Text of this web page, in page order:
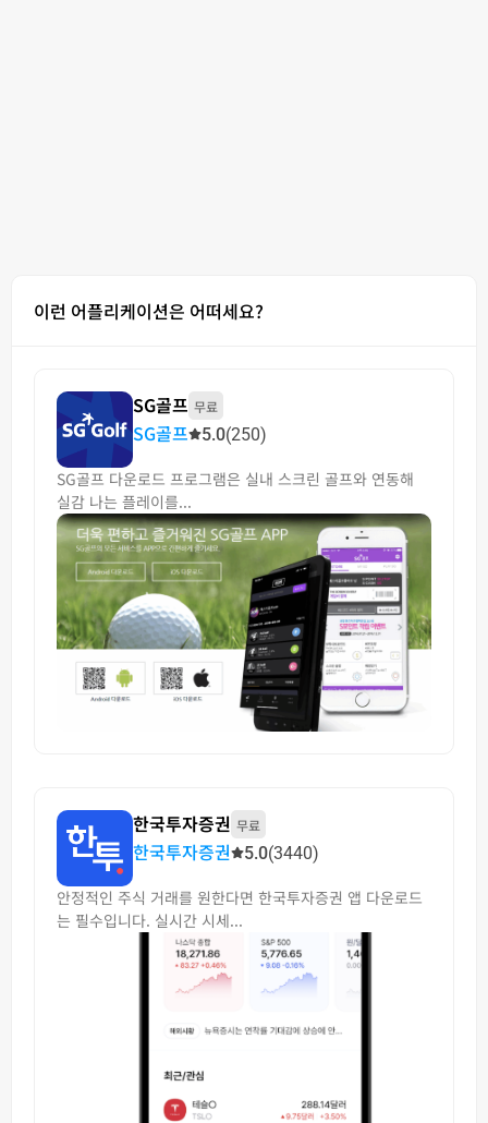
이런 어플리케이션은 어떠세요?
SG골프 무료
SG골프 5.0(250)
SG골프 다운로드 프로그램은 실내 스크린 골프와 연동해
실감 나는 플레이를...
한국투자증권 무료
한국투자증권 5.0(3440)
안정적인 주식 거래를 원한다면 한국투자증권 앱 다운로드
는 필수입니다. 실시간 시세...